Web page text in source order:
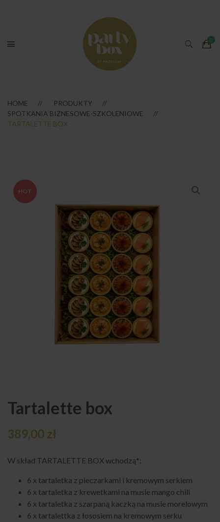
HOME
PRODUKTY
SPOTKANIA BIZNESOWE-SZKOLENIOWE
TARTALETTE BOX
HOT
Tartalette box
389,00 zł
W skład TARTALETTE BOX wchodzą*:
6 x tartaletka z pieczarkami i kremowym serkiem
6 x tartaletka z krewetkami na musie mango chili
6 x tartaletka z szarpaną kaczką na musie morelowym
6 x tartalettka z łososiem na kremowym serku